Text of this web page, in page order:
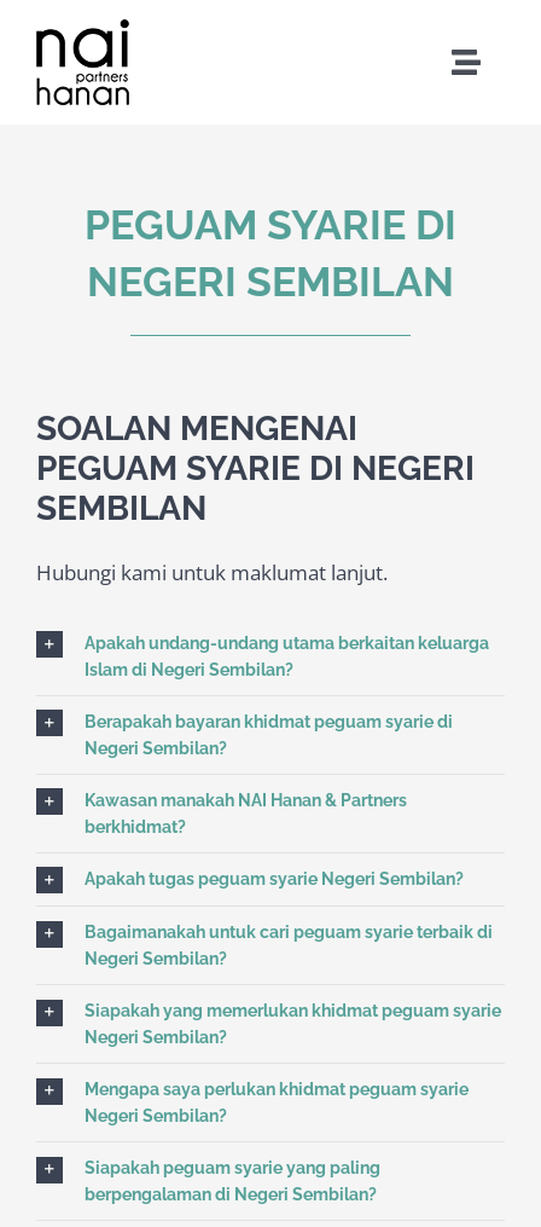
content
Toggle
Pasukan Kami
Khidmat Guaman
PEGUAM SYARIE DI
NEGERI SEMBILAN
SOALAN MENGENAI
PEGUAM SYARIE DI NEGERI
SEMBILAN
Hubungi kami untuk maklumat lanjut.
Apakah undang-undang utama berkaitan keluarga
Islam di Negeri Sembilan?
Berapakah bayaran khidmat peguam syarie di
Negeri Sembilan?
Kawasan manakah NAI Hanan & Partners
berkhidmat?
Apakah tugas peguam syarie Negeri Sembilan?
Bagaimanakah untuk cari peguam syarie terbaik di
Negeri Sembilan?
Siapakah yang memerlukan khidmat peguam syarie
Negeri Sembilan?
Mengapa saya perlukan khidmat peguam syarie
Negeri Sembilan?
Siapakah peguam syarie yang paling
berpengalaman di Negeri Sembilan?